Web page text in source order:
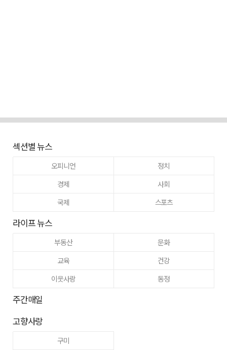
섹션별 뉴스
오피니언
정치
경제
사회
국제
스포츠
라이프 뉴스
부동산
문화
교육
건강
이웃사랑
동정
주간매일
고향사랑
구미